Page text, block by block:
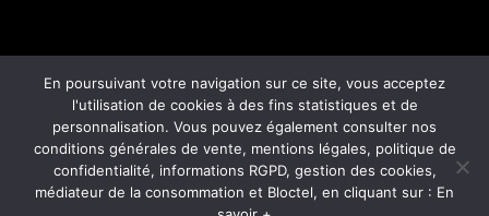
© Copyright808- 2026 - Mentions Légales –
RGPD – Protection de la vie privée – Gestion
des cookies – Médiateur de la consommation
En poursuivant votre navigation sur ce site, vous acceptez
l'utilisation de cookies à des fins statistiques et de
personnalisation. Vous pouvez également consulter nos
conditions générales de vente, mentions légales, politique de
confidentialité, informations RGPD, gestion des cookies,
médiateur de la consommation et Bloctel, en cliquant sur : En